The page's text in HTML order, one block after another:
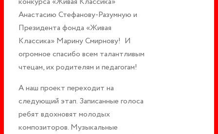
Анастасию Стефанову-Разумную и
Президента фонда «Живая
Классика» Марину Смирнову! И
огромное спасибо всем талантливым
чтецам, их родителям и педагогам!
А наш проект переходит на
следующий этап. Записанные голоса
ребят вдохновят молодых
композиторов. Музыкальные